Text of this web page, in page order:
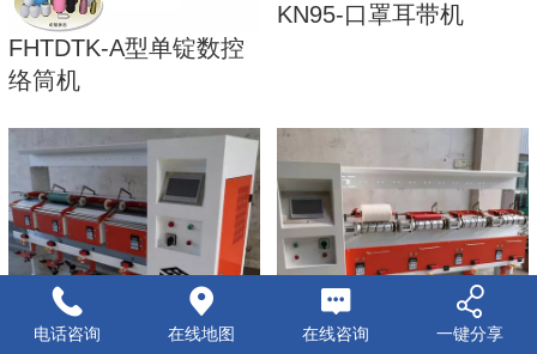
FHTDTK-A型单锭数控
络筒机
KN95-口罩耳带机
电话咨询 在线地图 在线咨询 一键分享